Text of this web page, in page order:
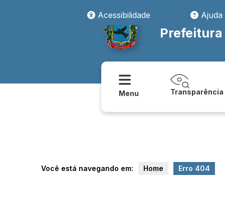
Acessibilidade
Ajuda
Menu Transparência
Você está navegando em: Home Erro 404